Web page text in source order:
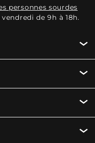
personnes sourdes
de 9h à 18h.